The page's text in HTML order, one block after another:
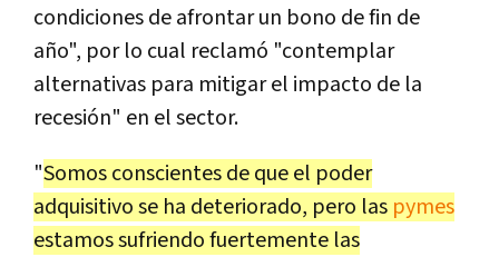
condiciones de afrontar un bono de fin de
año", por lo cual reclamó "contemplar
alternativas para mitigar el impacto de la
recesión" en el sector.
"Somos conscientes de que el poder
adquisitivo se ha deteriorado, pero las pymes
estamos sufriendo fuertemente las